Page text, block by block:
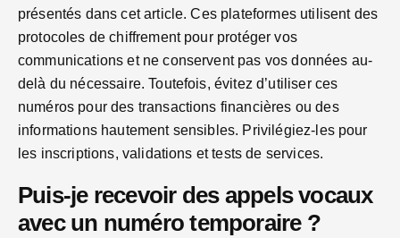
présentés dans cet article. Ces plateformes utilisent des
protocoles de chiffrement pour protéger vos
communications et ne conservent pas vos données au-
delà du nécessaire. Toutefois, évitez d’utiliser ces
numéros pour des transactions financières ou des
informations hautement sensibles. Privilégiez-les pour
les inscriptions, validations et tests de services.
Puis-je recevoir des appels vocaux
avec un numéro temporaire ?